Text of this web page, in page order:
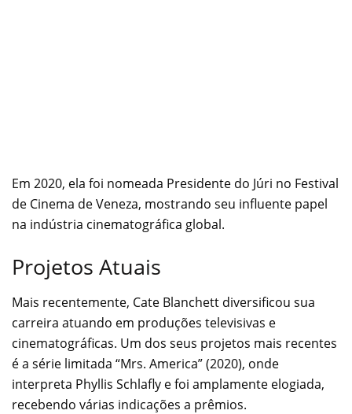
Em 2020, ela foi nomeada Presidente do Júri no Festival
de Cinema de Veneza, mostrando seu influente papel
na indústria cinematográfica global.
Projetos Atuais
Mais recentemente, Cate Blanchett diversificou sua
carreira atuando em produções televisivas e
cinematográficas. Um dos seus projetos mais recentes
é a série limitada “Mrs. America” (2020), onde
interpreta Phyllis Schlafly e foi amplamente elogiada,
recebendo várias indicações a prêmios.